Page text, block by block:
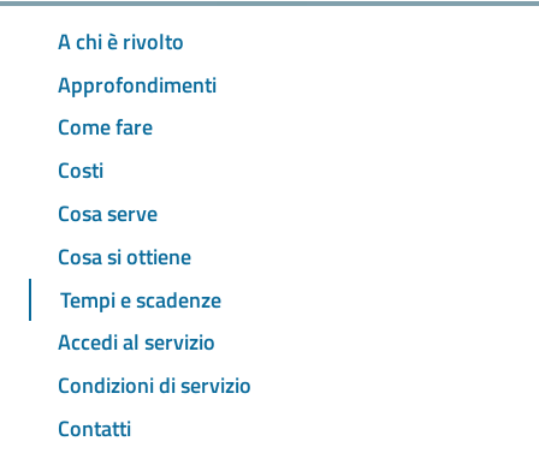
A chi è rivolto
Approfondimenti
Come fare
Costi
Cosa serve
Cosa si ottiene
Tempi e scadenze
Accedi al servizio
Condizioni di servizio
Contatti